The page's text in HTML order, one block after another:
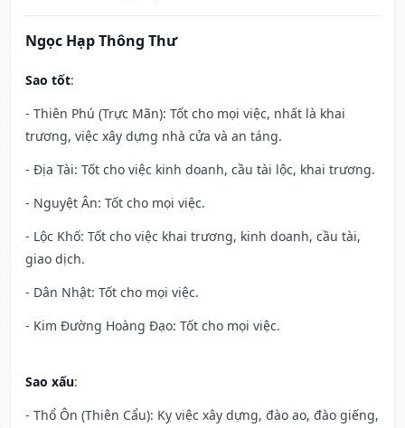
Ngọc Hạp Thông Thư
Sao tốt:
- Thiên Phú (Trực Mãn): Tốt cho mọi việc, nhất là khai
trương, việc xây dựng nhà cửa và an táng.
- Địa Tài: Tốt cho việc kinh doanh, cầu tài lộc, khai trương.
- Nguyệt Ân: Tốt cho mọi việc.
- Lộc Khố: Tốt cho việc khai trương, kinh doanh, cầu tài,
giao dịch.
- Dân Nhật: Tốt cho mọi việc.
- Kim Đường Hoàng Đạo: Tốt cho mọi việc.
Sao xấu:
- Thổ Ôn (Thiên Cẩu): Kỵ việc xây dựng, đào ao, đào giếng,